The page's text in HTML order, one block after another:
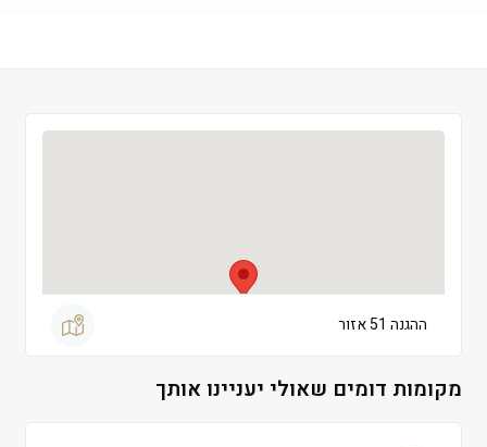
ההגנה 51 אזור
מקומות דומים שאולי יעניינו אותך